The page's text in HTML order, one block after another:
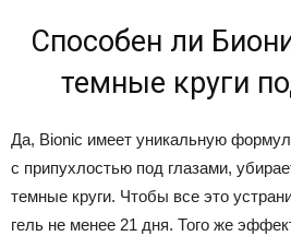
Способен ли
темные круги
Да, Bionic имеет уникальную
с припухлостью под глазами,
темные круги. Чтобы все это
гель не менее 21 дня. Того же